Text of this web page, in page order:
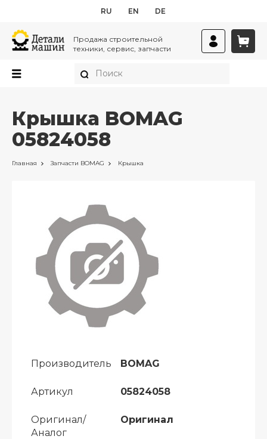
RU EN DE
Продажа строительной
техники, сервис, запчасти
Крышка BOMAG
05824058
Главная Запчасти BOMAG Крышка
Производитель BOMAG
Артикул 05824058
Оригинал/
Аналог
Оригинал